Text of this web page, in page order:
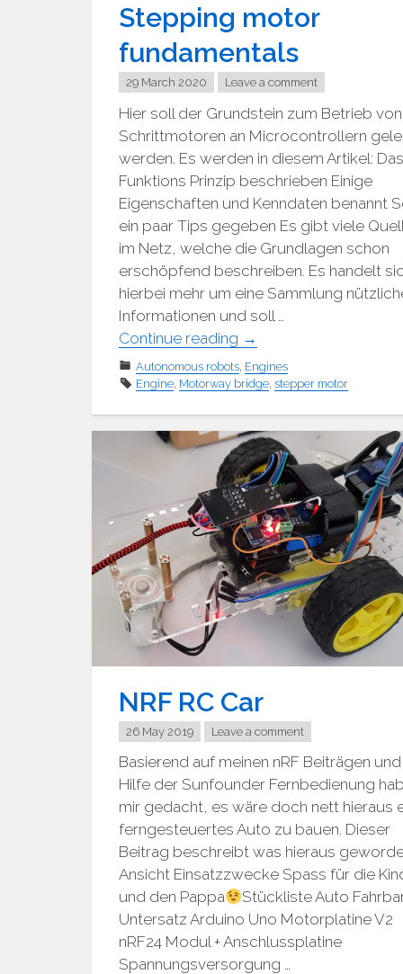
Stepping motor
fundamentals
29 March 2020 Leave a comment
Hier soll der Grundstein zum Betrieb von
Schrittmotoren an Microcontrollern
werden. Es werden in diesem Artikel: Das
Funktions Prinzip beschrieben Einige
Eigenschaften und Kenndaten benannt
ein paar Tips gegeben Es gibt viele
im Netz, welche die Grundlagen schon
erschöpfend beschreiben. Es handelt
hierbei mehr um eine Sammlung
Informationen und soll …
Continue reading "Grundlagen
Schrittmotor"
→
Autonomous robots, Engines
Engine, Motorway bridge, stepper motor
NRF RC Car
26 May 2019 Leave a comment
Basierend auf meinen nRF Beiträgen
Hilfe der Sunfounder Fernbedienung
mir gedacht, es wäre doch nett hieraus
ferngesteuertes Auto zu bauen. Dieser
Beitrag beschreibt was hieraus
Ansicht Einsatzzwecke Spass für die
und den Pappa
Stückliste Auto
Untersatz Arduino Uno Motorplatine V2
nRF24 Modul + Anschlussplatine
Spannungsversorgung …